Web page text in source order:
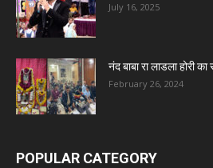
July 16, 2025
नंद बाबा रा लाडला होरी का
February 26, 2024
POPULAR CATEGORY